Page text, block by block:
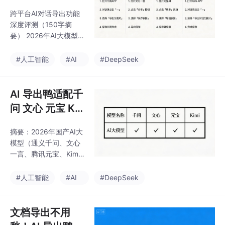
功能对比：元宝支持社
交化分享，Kimi长文本
优势明显，但各平台在
上存在差异 场景解决方
社交协作推
一站式对话长图
导出工具
跨平台AI对话导出功能
深度评测（150字摘
要） 2026年AI大模型
元，用户对内容导出需
问（支持Word/PDF/多
模板长图）、文心一言
（PPT转图优势）、腾
计）、Kimi（极简Mark
down导出）等，揭示三
大核心场景需求——技
渲染最优）、可视化报
API支持
#人工智能 #AI #DeepSeek
AI 导出鸭适配千
问 文心 元宝 Ki
键规整导出文档
超便捷
摘要：2026年国产AI大
模型（通义千问、文心
一言、腾讯元宝、Kim
具优势：通义千问LaTe
知识覆盖广，腾讯元宝
生态适配强。针对CSD
#人工智能 #AI #DeepSeek
文档导出不用